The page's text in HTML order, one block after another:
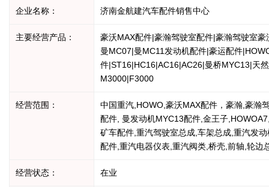
企业名称： 济南金航建汽车配件销售中心
主要经营产品：
豪沃MAX配件|豪瀚驾驶室配件|豪瀚驾驶室
曼MC07|曼MC11发动机配件|豪运配件
件|ST16|HC16|AC16|AC26|曼桥MYC13|天
M3000|F3000
经营范围：
中国重汽,HOWO,豪沃MAX配件，豪瀚,豪瀚
配件, 曼发动机MYC13配件,金王子
矿车配件,重汽驾驶室总成,车架总成,重汽发
配件,重汽电器仪表,重汽阀类,桥壳,前轴,轮边
经营状态： 在业